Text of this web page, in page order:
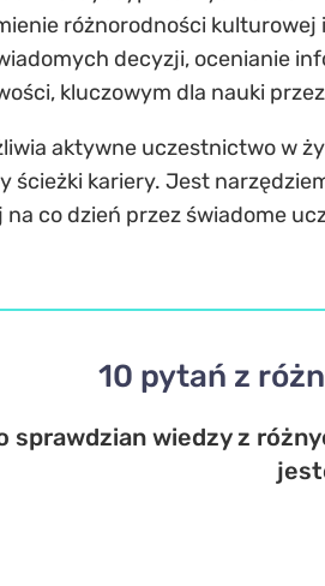
różnorodności
decyzji, ocenianie
kluczowym dla nauki
aktywne uczestnictwo w
ścieżki kariery. Jest
na co dzień przez świadome
10 pytań z
sprawdzian wiedzy z